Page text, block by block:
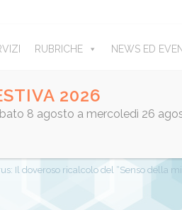
RUBRICHE NEWS ED
DEL
Il doveroso ricalcolo del “Senso della
2026
8 agosto a mercoledì 26